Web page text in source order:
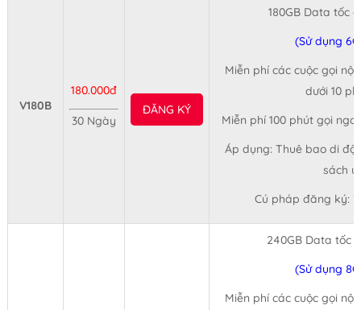
V180B
180.000đ
30 Ngày
ĐĂNG KÝ
180GB Data tốc
(Sử dụng
Miễn phí các cuộc gọi
dưới 10
Miễn phí 100 phút gọi
Áp dụng: Thuê bao di
sách
Cú pháp đăng ký:
240GB Data tốc
(Sử dụng
Miễn phí các cuộc gọi